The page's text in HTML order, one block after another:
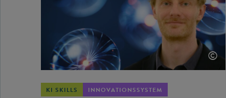
©
KI SKILLS INNOVATIONSSYSTEM